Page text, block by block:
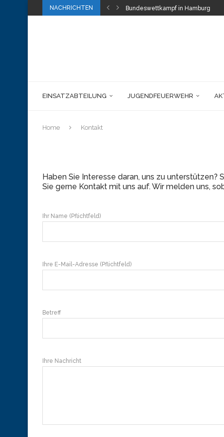
NACHRICHTEN Bundeswettkampf in Hamburg
EINSATZABTEILUNG JUGENDFEUERWEHR
Home Kontakt
Haben Sie Interesse daran, uns zu unterstützen?
Sie gerne Kontakt mit uns auf. Wir melden uns,
Ihr Name (Pflichtfeld)
Ihre E-Mail-Adresse (Pflichtfeld)
Betreff
Ihre Nachricht